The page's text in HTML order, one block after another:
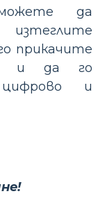
да
изтеглите
прикачите
и да го
цифрово и